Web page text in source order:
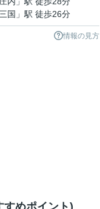
三国 」駅 徒歩26分
情報の見方
すめポイント)